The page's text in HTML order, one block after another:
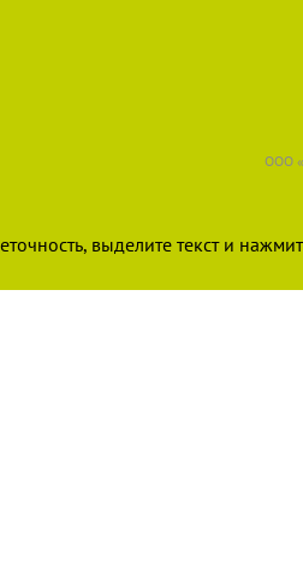
ООО
выделите текст и